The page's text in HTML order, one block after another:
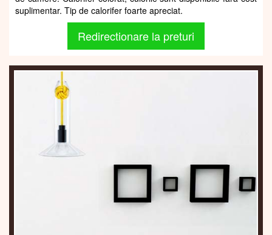
suplimentar. Tip de calorifer foarte apreciat.
Redirectionare la preturi